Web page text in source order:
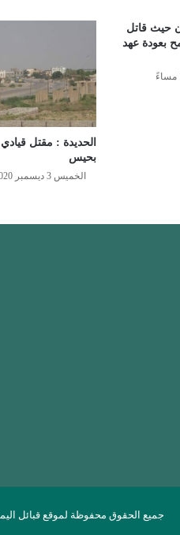
حيث قاتل
بعودة عهد
الحديدة : مقتل
بحيس
الخميس 3 ديسمبر 2020 - 5:45 مساءً
جميع الحقوق محفوظة لموقع قبائل اليمن ©